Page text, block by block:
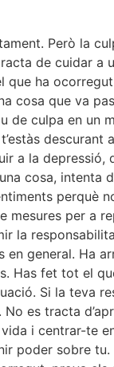
Però la
de cuidar a
que ha
cosa que va
de culpa en un
descurant
a la depressió,
cosa, intenta
perquè
mesures per a
la
general. Ha
Has fet tot el
Si la teva
es tracta
i centrar-te
poder sobre